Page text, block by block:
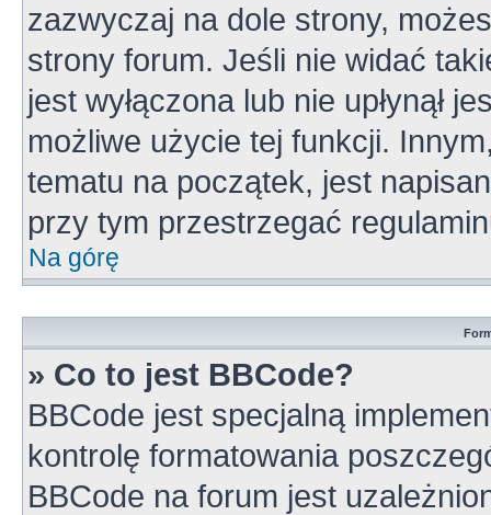
zazwyczaj na dole strony,
strony forum. Jeśli nie widać
jest wyłączona lub nie upłynął
możliwe użycie tej funkcji.
tematu na początek, jest
przy tym przestrzegać
Na górę
» Co to jest BBCode?
BBCode jest specjalną
kontrolę formatowania
BBCode na forum jest